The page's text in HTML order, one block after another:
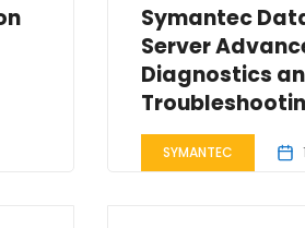
Symantec
Server
Diagnostics
SYMANTEC